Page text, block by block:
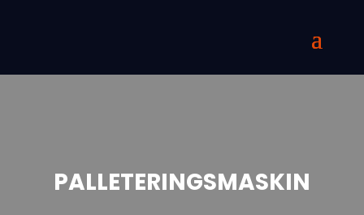
PALLETERINGSMASKIN